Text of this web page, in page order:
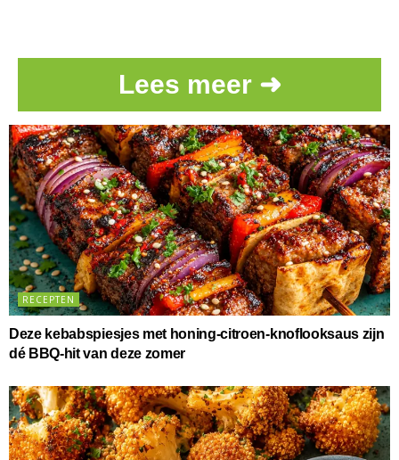
Lees meer ➜
RECEPTEN
Deze kebabspiesjes met honing-citroen-knoflooksaus zijn
dé BBQ-hit van deze zomer